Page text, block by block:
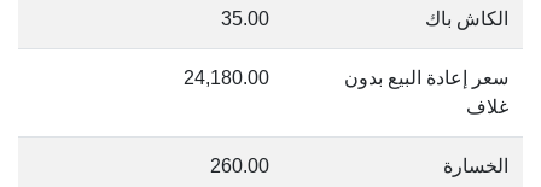
الكاش باك 35.00
سعر إعادة البيع بدون
غلاف
24,180.00
الخسارة 260.00